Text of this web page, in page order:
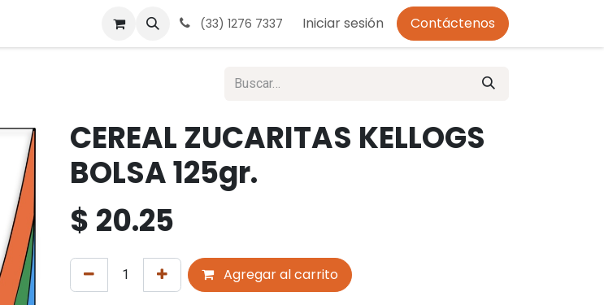
Términos y condiciones Aviso de Privacidad
(33) 1276 7337 Iniciar sesión Contáctenos
CEREAL ZUCARITAS KELLOGS
BOLSA 125gr.
$ 20.25
Agregar al carrito